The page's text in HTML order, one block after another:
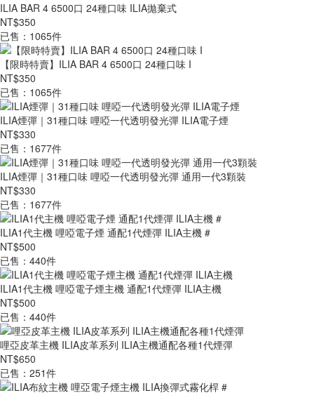
ILIA BAR 4 6500口 24種口味 ILIA拋棄式
NT$350
已售：1065件
【限時特賣】ILIA BAR 4 6500口 24種口味 I
NT$350
已售：1065件
ILIA煙彈｜31種口味 哩啞一代透明發光彈 ILIA電子煙
NT$330
已售：1677件
ILIA煙彈｜31種口味 哩啞一代透明發光彈 通用一代3顆裝
NT$330
已售：1677件
ILIA1代主機 哩啞電子煙 通配1代煙彈 ILIA主機 #
NT$500
已售：440件
ILIA1代主機 哩啞電子煙主機 通配1代煙彈 ILIA主機
NT$500
已售：440件
哩亞皮革主機 ILIA皮革系列 ILIA主機通配各種1代煙彈
NT$650
已售：251件